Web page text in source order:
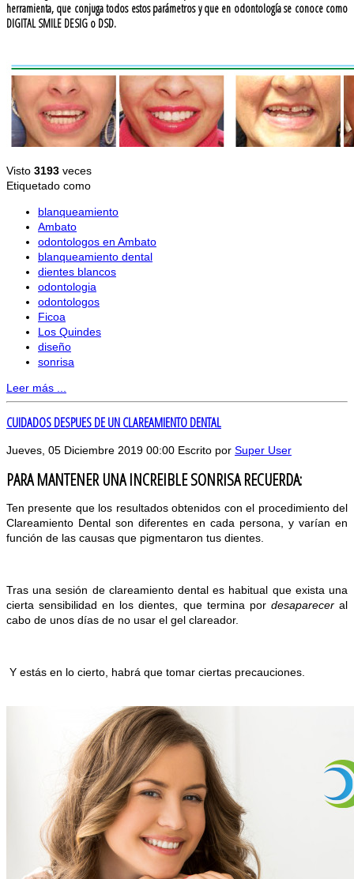
herramienta, que conjuga todos estos parámetros y que en odontología se conoce como
DIGITAL SMILE DESIG o DSD.
Visto 3193 veces
Etiquetado como
blanqueamiento
Ambato
odontologos en Ambato
blanqueamiento dental
dientes blancos
odontologia
odontologos
Ficoa
Los Quindes
diseño
sonrisa
Leer más ...
CUIDADOS DESPUES DE UN CLAREAMIENTO DENTAL
Jueves, 05 Diciembre 2019 00:00 Escrito por Super User
PARA MANTENER UNA INCREIBLE SONRISA RECUERDA:
Ten presente que los resultados obtenidos con el procedimiento del
Clareamiento Dental son diferentes en cada persona, y varían en
función de las causas que pigmentaron tus dientes.
Tras una sesión de clareamiento dental es habitual que exista una
cierta sensibilidad en los dientes, que termina por desapareceral
cabo de unos días de no usar el gel clareador.
Y estás en lo cierto, habrá que tomar ciertas precauciones.